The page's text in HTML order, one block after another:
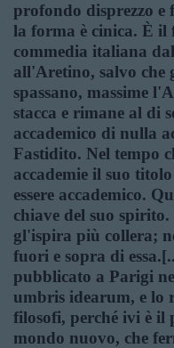
profondo disprezzo e
la forma è cinica. È il
commedia italiana
all'Aretino, salvo che
spassano, massime
stacca e rimane al di
accademico di nulla
Fastidito. Nel tempo
accademie il suo
essere accademico.
chiave del suo
gl'ispira più collera;
fuori e sopra di
pubblicato a Parigi
umbris idearum, e lo
filosofi, perché ivi è il
mondo nuovo, che